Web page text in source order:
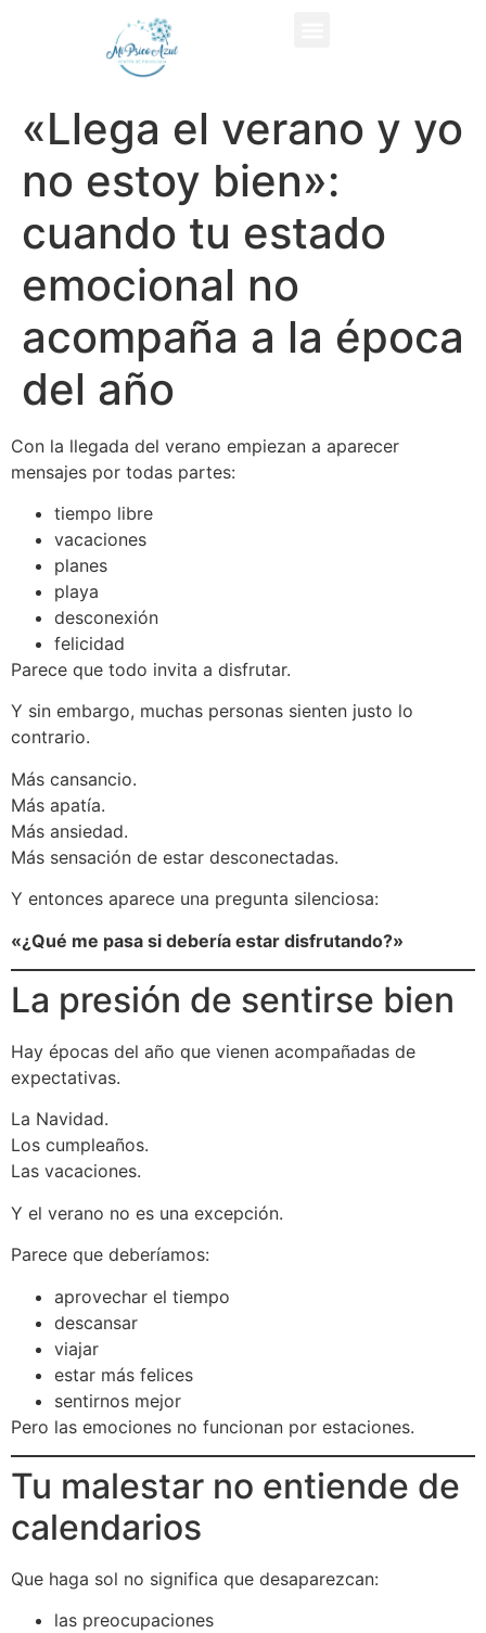
«Llega el verano y yo
no estoy bien»:
cuando tu estado
emocional no
acompaña a la época
del año
Con la llegada del verano empiezan a aparecer
mensajes por todas partes:
tiempo libre
vacaciones
planes
playa
desconexión
felicidad
Parece que todo invita a disfrutar.
Y sin embargo, muchas personas sienten justo lo
contrario.
Más cansancio.
Más apatía.
Más ansiedad.
Más sensación de estar desconectadas.
Y entonces aparece una pregunta silenciosa:
«¿Qué me pasa si debería estar disfrutando?»
La presión de sentirse bien
Hay épocas del año que vienen acompañadas de
expectativas.
La Navidad.
Los cumpleaños.
Las vacaciones.
Y el verano no es una excepción.
Parece que deberíamos:
aprovechar el tiempo
descansar
viajar
estar más felices
sentirnos mejor
Pero las emociones no funcionan por estaciones.
Tu malestar no entiende de
calendarios
Que haga sol no significa que desaparezcan:
las preocupaciones